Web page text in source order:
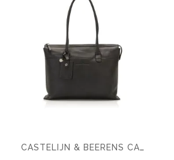
CASTELIJN & BEERENS CARISMA LAPTOP SCHOUDERTAS 15.6" + TABLET